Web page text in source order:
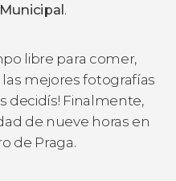
.
libre para comer,
mejores fotografías
decidís! Finalmente,
de nueve horas en
de Praga.